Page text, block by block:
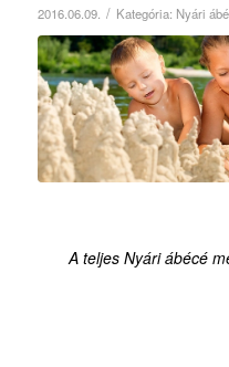
2016.06.09. / Kategória: Nyári
A teljes Nyári ábécé